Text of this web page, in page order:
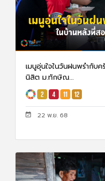
เมนูอุ่นใจในวันฝนพรำกับ
นิสิต ม.ทักษิณ...
22 พ.ย. 68